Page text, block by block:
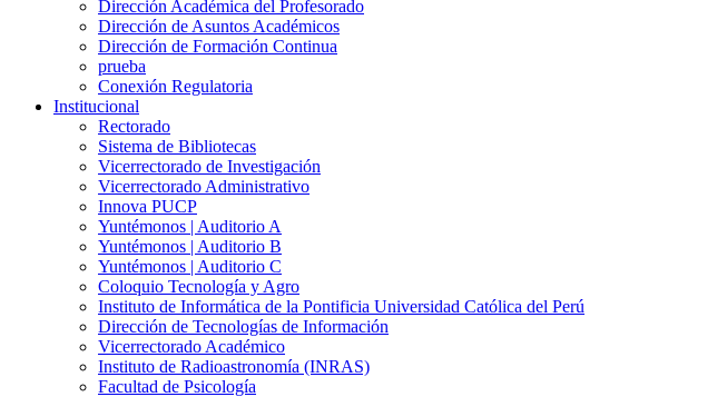
Dirección Académica del Profesorado
Dirección de Asuntos Académicos
Dirección de Formación Continua
prueba
Conexión Regulatoria
Institucional
Rectorado
Sistema de Bibliotecas
Vicerrectorado de Investigación
Vicerrectorado Administrativo
Innova PUCP
Yuntémonos | Auditorio A
Yuntémonos | Auditorio B
Yuntémonos | Auditorio C
Coloquio Tecnología y Agro
Instituto de Informática de la Pontificia Universidad Católica del Perú
Dirección de Tecnologías de Información
Vicerrectorado Académico
Instituto de Radioastronomía (INRAS)
Facultad de Psicología